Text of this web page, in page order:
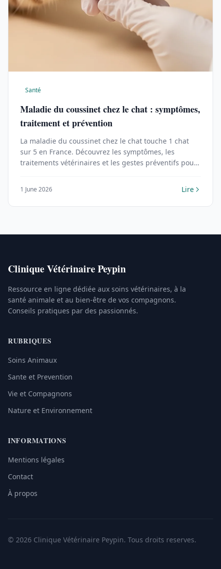
Santé
Maladie du coussinet chez le chat : symptômes,
traitement et prévention
La maladie du coussinet chez le chat touche 1 chat
sur 5 en France. Découvrez les symptômes, les
traitements vétérinaires et les gestes préventifs pour
1 June 2026 Lire
Clinique Vétérinaire Peypin
Ressource en ligne dédiée aux soins vétérinaires, à la
santé animale et au bien-être de vos compagnons.
Conseils pratiques par des passionnés.
RUBRIQUES
Soins Animaux
Sante et Prevention
Vie et Compagnons
Nature et Environnement
INFORMATIONS
Mentions légales
Contact
À propos
© 2026 Clinique Vétérinaire Peypin. Tous droits reserves.